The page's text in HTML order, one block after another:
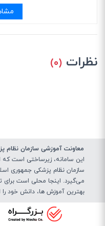
نظرات (۰)
معاونت آموزشی سازمان نظام
این سامانه، زیرساختی‌ است
سازمان نظام پزشکی جمهوری
می‌گیرد. اینجا محلی است برای
بهترین آموزش ها، دانش خود را